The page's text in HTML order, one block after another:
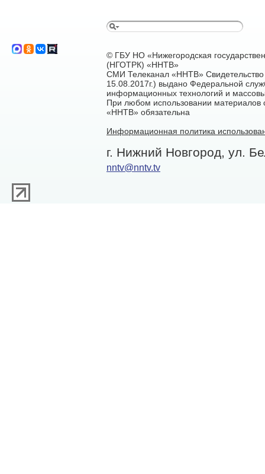
© ГБУ НО «Нижегородская
(НГОТРК) «ННТВ»
СМИ Телеканал «ННТВ»
15.08.2017г.) выдано Федеральной
информационных технологий и
При любом использовании материалов
«ННТВ» обязательна
Информационная политика
г. Нижний Новгород, ул.
nntv@nntv.tv